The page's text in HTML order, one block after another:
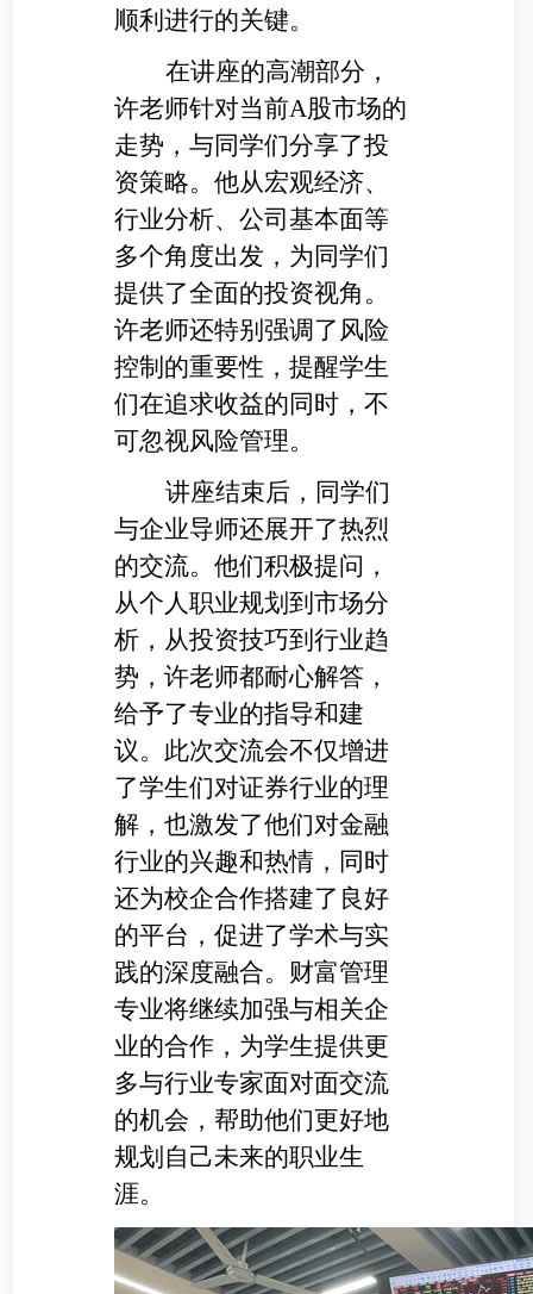
顺利进行的关键。
在讲座的高潮部分，
许老师针对当前A股市场的
走势，与同学们分享了投
资策略。他从宏观经济、
行业分析、公司基本面等
多个角度出发，为同学们
提供了全面的投资视角。
许老师还特别强调了风险
控制的重要性，提醒学生
们在追求收益的同时，不
可忽视风险管理。
讲座结束后，同学们
与企业导师还展开了热烈
的交流。他们积极提问，
从个人职业规划到市场分
析，从投资技巧到行业趋
势，许老师都耐心解答，
给予了专业的指导和建
议。此次交流会不仅增进
了学生们对证券行业的理
解，也激发了他们对金融
行业的兴趣和热情，同时
还为校企合作搭建了良好
的平台，促进了学术与实
践的深度融合。财富管理
专业将继续加强与相关企
业的合作，为学生提供更
多与行业专家面对面交流
的机会，帮助他们更好地
规划自己未来的职业生
涯。